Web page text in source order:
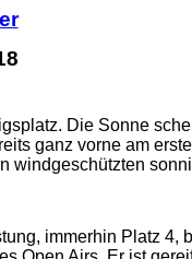
Die Sonne
ganz vorne am
windgeschützten
immerhin Platz 4,